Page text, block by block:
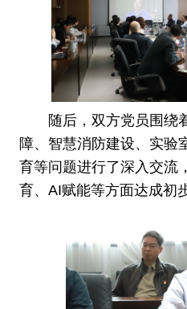
随后，双方党员围绕
障、智慧消防建设、实验
育等问题进行了深入交流
育、AI赋能等方面达成初